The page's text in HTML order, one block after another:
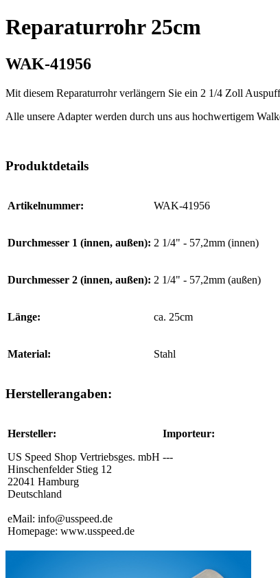
Reparaturrohr 25cm
WAK-41956
Mit diesem Reparaturrohr verlängern Sie ein 2 1/4 Zoll
Alle unsere Adapter werden durch uns aus hochwertigem
Produktdetails
Artikelnummer: WAK-41956
Durchmesser 1 (innen, außen): 2 1/4" - 57,2mm (innen)
Durchmesser 2 (innen, außen): 2 1/4" - 57,2mm (außen)
Länge: ca. 25cm
Material: Stahl
Herstellerangaben:
Hersteller:
US Speed Shop Vertriebsges. mbH
Hinschenfelder Stieg 12
22041 Hamburg
Deutschland
eMail: info@usspeed.de
Homepage: www.usspeed.de
Importeur:
---